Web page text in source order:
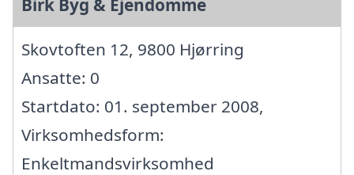
Birk Byg & Ejendomme
Skovtoften 12, 9800 Hjørring
Ansatte: 0
Startdato: 01. september 2008,
Virksomhedsform:
Enkeltmandsvirksomhed